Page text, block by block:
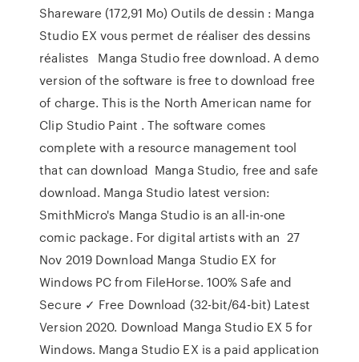
Shareware (172,91 Mo) Outils de dessin : Manga
Studio EX vous permet de réaliser des dessins
réalistes Manga Studio free download. A demo
version of the software is free to download free
of charge. This is the North American name for
Clip Studio Paint . The software comes
complete with a resource management tool
that can download Manga Studio, free and safe
download. Manga Studio latest version:
SmithMicro's Manga Studio is an all-in-one
comic package. For digital artists with an 27
Nov 2019 Download Manga Studio EX for
Windows PC from FileHorse. 100% Safe and
Secure ✓ Free Download (32-bit/64-bit) Latest
Version 2020. Download Manga Studio EX 5 for
Windows. Manga Studio EX is a paid application